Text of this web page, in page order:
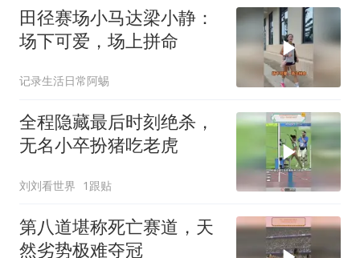
田径赛场小马达梁小静：
场下可爱，场上拼命
记录生活日常阿蜴
全程隐藏最后时刻绝杀，
无名小卒扮猪吃老虎
刘刘看世界 1跟贴
第八道堪称死亡赛道，天
然劣势极难夺冠